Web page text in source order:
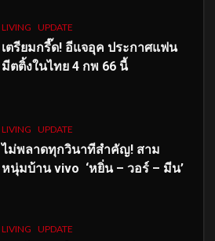
LIVING UPDATE
เตรียมกรี๊ด! อีแจอุค ประกาศแฟน
มีตติ้งในไทย 4 กพ 66 นี้
LIVING UPDATE
ไม่พลาดทุกวินาทีสำคัญ! สาม
หนุ่มบ้าน vivo ‘หยิ่น – วอร์ – มีน’
LIVING UPDATE